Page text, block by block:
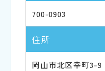
700-0903
住所
岡山市北区幸町3-9